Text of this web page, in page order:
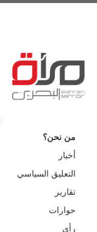
من نحن؟
أخبار
التعليق السياسي
تقارير
حوارات
رأي